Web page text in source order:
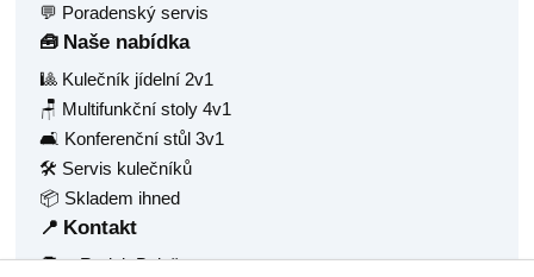
💬 Poradenský servis
🧰 Naše nabídka
🎱 Kulečník jídelní 2v1
🪑 Multifunkční stoly 4v1
🛋️ Konferenční stůl 3v1
🛠️ Servis kulečníků
📦 Skladem ihned
📍 Kontakt
🧑‍💼 Radek Balaš